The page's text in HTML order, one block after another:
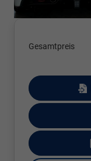
Gesamtpreis